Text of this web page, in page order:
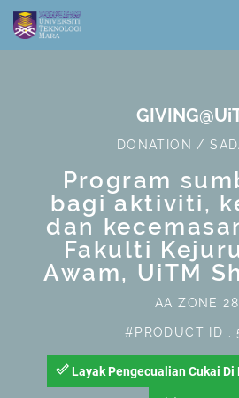
DONATION /
Program
bagi aktiviti,
dan
Fakulti
Awam, UiTM
AA ZONE 28
#PRODUCT ID :
done_outline Layak Pengecualian Cukai Di